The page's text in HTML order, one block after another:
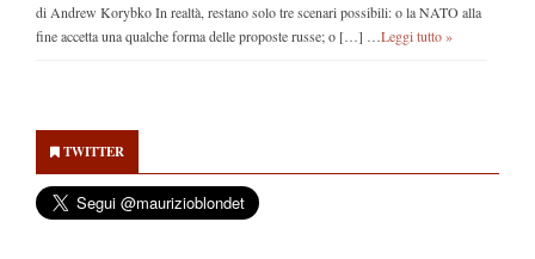
di Andrew Korybko In realtà, restano solo tre scenari possibili: o la NATO alla
fine accetta una qualche forma delle proposte russe; o […] … Leggi tutto »
Sidebar
TWITTER